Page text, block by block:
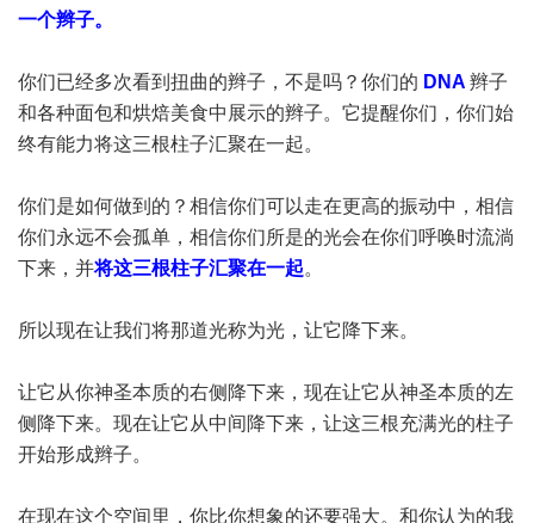
一个辫子。
你们已经多次看到扭曲的辫子，不是吗？你们的 DNA 辫子
和各种面包和烘焙美食中展示的辫子。它提醒你们，你们始
终有能力将这三根柱子汇聚在一起。
你们是如何做到的？相信你们可以走在更高的振动中，相信
你们永远不会孤单，相信你们所是的光会在你们呼唤时流淌
下来，并将这三根柱子汇聚在一起。
所以现在让我们将那道光称为光，让它降下来。
让它从你神圣本质的右侧降下来，现在让它从神圣本质的左
侧降下来。现在让它从中间降下来，让这三根充满光的柱子
开始形成辫子。
在现在这个空间里，你比你想象的还要强大。和你认为的我